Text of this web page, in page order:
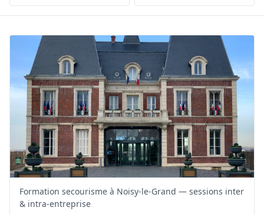
Formation secourisme à Noisy-le-Grand — sessions inter
& intra-entreprise